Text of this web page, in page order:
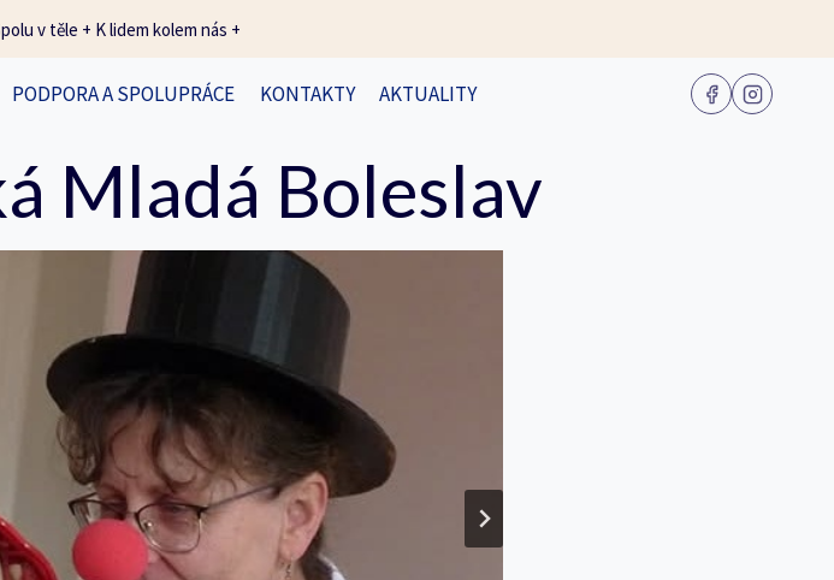
v těle + K lidem kolem nás +
PODPORA A SPOLUPRÁCE KONTAKTY AKTUALITY
Mladá Boleslav